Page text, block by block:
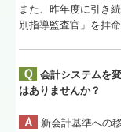
また、昨年度に引き
別指導監査官」を拝命
Ｑ
会計システムを
はありませんか？
Ａ
新会計基準への